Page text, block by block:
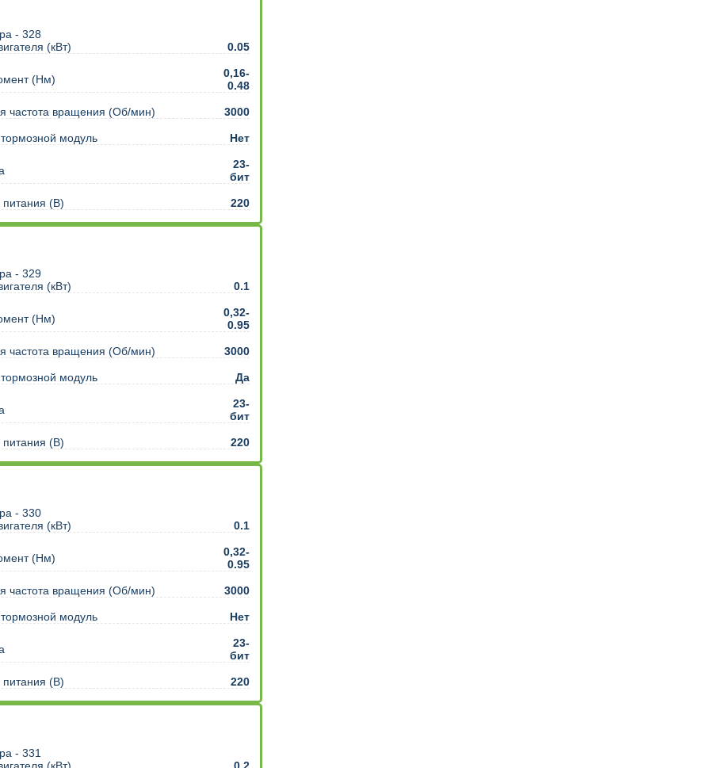
(кВт) 0.05
(Нм)
0,16-
0.48
частота вращения (Об/мин) 3000
модуль Нет
23-
бит
(В) 220
(кВт) 0.1
(Нм)
0,32-
0.95
частота вращения (Об/мин) 3000
модуль Да
23-
бит
(В) 220
(кВт) 0.1
(Нм)
0,32-
0.95
частота вращения (Об/мин) 3000
модуль Нет
23-
бит
(В) 220
(кВт) 0.2